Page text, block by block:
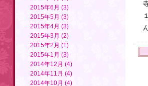
2015年6月 (3)
2015年5月 (3)
2015年4月 (3)
2015年3月 (2)
2015年2月 (1)
2015年1月 (3)
2014年12月 (4)
2014年11月 (4)
2014年10月 (4)